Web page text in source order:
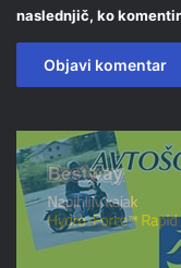
naslednjič, ko